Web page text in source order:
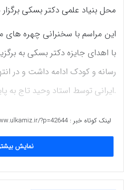
محل بنیاد علمی دکتر بسکی
این مراسم با سخنرانی چهره
با اهدای جایزه دکتر بسکی به
رسانه و کودک ادامه داشت و در
ایرانی توسط استاد وحید تاج به پایان رسید.
لینک کوتاه خبر :?p=42644
نمایش